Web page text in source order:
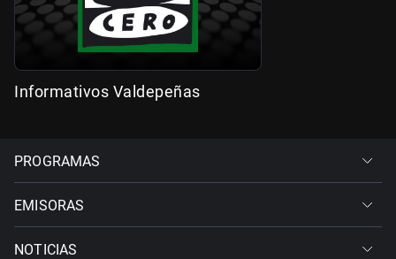
Informativos Valdepeñas
PROGRAMAS
EMISORAS
NOTICIAS